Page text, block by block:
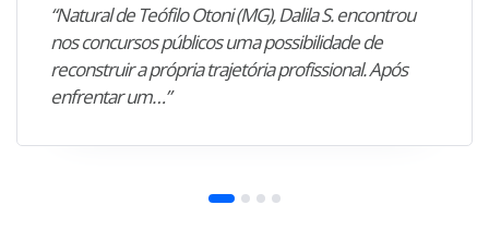
“Natural de Teófilo Otoni (MG), Dalila S. encontrou
nos concursos públicos uma possibilidade de
reconstruir a própria trajetória profissional. Após
enfrentar um…”